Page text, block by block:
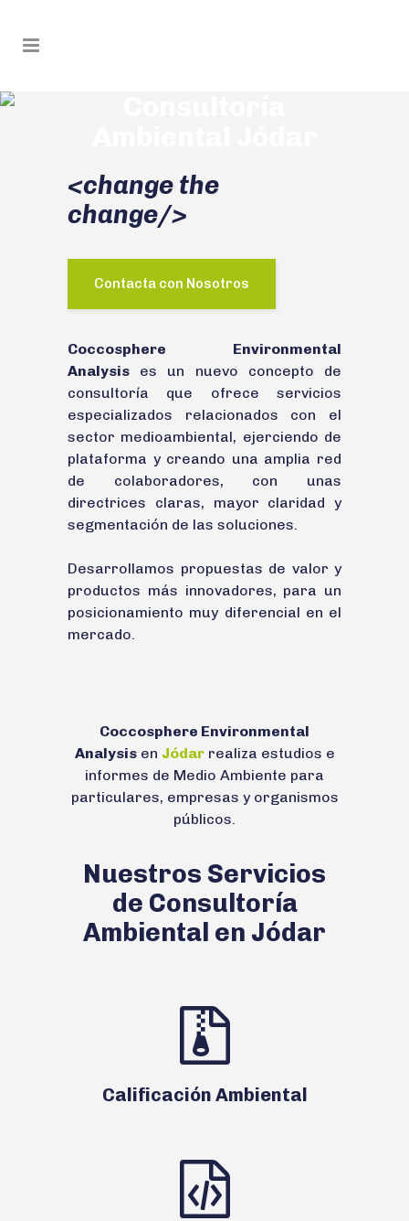
<change the
change/>
Contacta con Nosotros
Coccosphere Environmental
Analysis es un nuevo concepto de
consultoría que ofrece servicios
especializados relacionados con el
sector medioambiental, ejerciendo de
plataforma y creando una amplia red
de colaboradores, con unas
directrices claras, mayor claridad y
segmentación de las soluciones.
Desarrollamos propuestas de valor y
productos más innovadores, para un
posicionamiento muy diferencial en el
mercado.
Coccosphere Environmental
Analysisen Jódarrealiza estudios e
informes de Medio Ambiente para
particulares, empresas y organismos
públicos.
Nuestros Servicios
de Consultoría
Ambiental en Jódar
Calificación Ambiental